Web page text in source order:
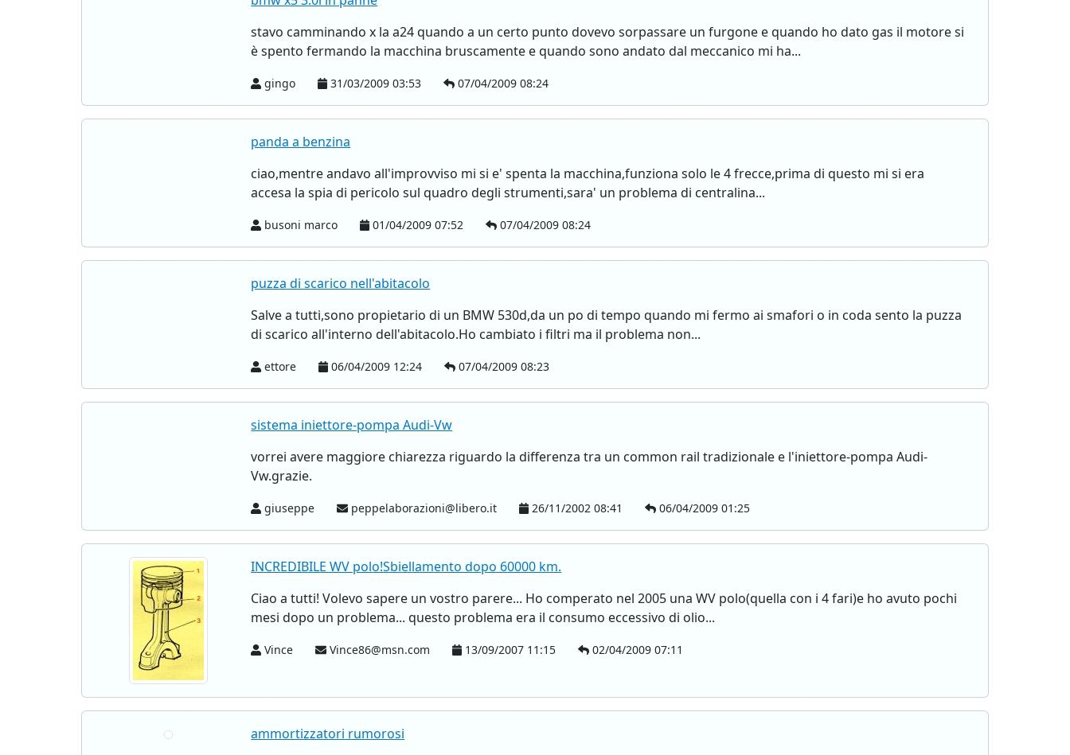
stavo camminando x la a24 quando a un certo punto dovevo sorpassare un furgone e quando ho dato gas il motore si
è spento fermando la macchina bruscamente e quando sono andato dal meccanico mi ha...
gingo 31/03/2009 03:53 07/04/2009 08:24
panda a benzina
ciao,mentre andavo all'improvviso mi si e' spenta la macchina,funziona solo le 4 frecce,prima di questo mi si era
accesa la spia di pericolo sul quadro degli strumenti,sara' un problema di centralina...
busoni marco 01/04/2009 07:52 07/04/2009 08:24
puzza di scarico nell'abitacolo
Salve a tutti,sono propietario di un BMW 530d,da un po di tempo quando mi fermo ai smafori o in coda sento la puzza
di scarico all'interno dell'abitacolo.Ho cambiato i filtri ma il problema non...
ettore 06/04/2009 12:24 07/04/2009 08:23
sistema iniettore-pompa Audi-Vw
vorrei avere maggiore chiarezza riguardo la differenza tra un common rail tradizionale e l'iniettore-pompa Audi-
Vw.grazie.
giuseppe peppelaborazioni@libero.it 26/11/2002 08:41 06/04/2009 01:25
INCREDIBILE WV polo!Sbiellamento dopo 60000 km.
Ciao a tutti! Volevo sapere un vostro parere... Ho comperato nel 2005 una WV polo(quella con i 4 fari)e ho avuto pochi
mesi dopo un problema... questo problema era il consumo eccessivo di olio...
Vince Vince86@msn.com 13/09/2007 11:15 02/04/2009 07:11
ammortizzatori rumorosi